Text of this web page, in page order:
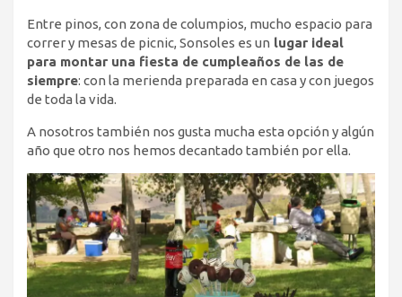
Entre pinos, con zona de columpios, mucho espacio para
correr y mesas de picnic, Sonsoles es un lugar ideal
para montar una fiesta de cumpleaños de las de
siempre: con la merienda preparada en casa y con juegos
de toda la vida.
A nosotros también nos gusta mucha esta opción y algún
año que otro nos hemos decantado también por ella.